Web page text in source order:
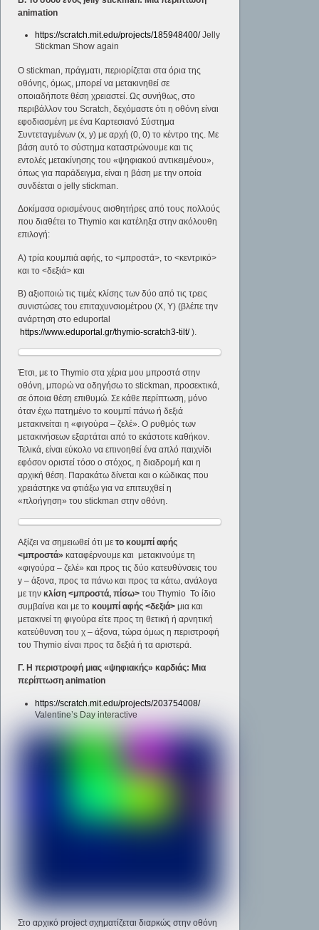
animation
https://scratch.mit.edu/projects/185948400/Jelly
Stickman Show again
Ο stickman, πράγματι, περιορίζεται στα όρια της
οθόνης, όμως, μπορεί να μετακινηθεί σε
οποιαδήποτε θέση χρειαστεί. Ως συνήθως, στο
περιβάλλον του Scratch, δεχόμαστε ότι η οθόνη είναι
εφοδιασμένη με ένα Καρτεσιανό Σύστημα
Συντεταγμένων (x, y) με αρχή (0, 0) το κέντρο της. Με
βάση αυτό το σύστημα καταστρώνουμε και τις
εντολές μετακίνησης του «ψηφιακού αντικειμένου»,
όπως για παράδειγμα, είναι η βάση με την οποία
συνδέεται ο jelly stickman.
Δοκίμασα ορισμένους αισθητήρες από τους πολλούς
που διαθέτει το Thymio και κατέληξα στην ακόλουθη
επιλογή:
Α) τρία κουμπιά αφής, το <μπροστά>, το <κεντρικό>
και το <δεξιά> και
Β) αξιοποιώ τις τιμές κλίσης των δύο από τις τρεις
συνιστώσες του επιταχυνσιομέτρου (Χ, Υ) (βλέπε την
ανάρτηση στο eduportal
https://www.eduportal.gr/thymio-scratch3-tilt/).
Έτσι, με το Thymio στα χέρια μου μπροστά στην
οθόνη, μπορώ να οδηγήσω το stickman, προσεκτικά,
σε όποια θέση επιθυμώ. Σε κάθε περίπτωση, μόνο
όταν έχω πατημένο το κουμπί πάνω ή δεξιά
μετακινείται η «φιγούρα – ζελέ». Ο ρυθμός των
μετακινήσεων εξαρτάται από το εκάστοτε καθήκον.
Τελικά, είναι εύκολο να επινοηθεί ένα απλό παιχνίδι
εφόσον οριστεί τόσο ο στόχος, η διαδρομή και η
αρχική θέση. Παρακάτω δίνεται και ο κώδικας που
χρειάστηκε να φτιάξω για να επιτευχθεί η
«πλοήγηση» του stickman στην οθόνη.
Αξίζει να σημειωθεί ότι μετο κουμπί αφής
<μπροστά» καταφέρνουμε και μετακινούμε τη
«φιγούρα – ζελέ» και προς τις δύο κατευθύνσεις του
y – άξονα, προς τα πάνω και προς τα κάτω, ανάλογα
με τηνκλίση <μπροστά, πίσω> του Thymio Το ίδιο
συμβαίνει και με τοκουμπί αφής <δεξιά> μια και
μετακινεί τη φιγούρα είτε προς τη θετική ή αρνητική
κατεύθυνση του χ – άξονα, τώρα όμως η περιστροφή
του Thymio είναι προς τα δεξιά ή τα αριστερά.
Γ. Η περιστροφή μιας «ψηφιακής» καρδιάς: Μια
περίπτωση animation
https://scratch.mit.edu/projects/203754008/
Valentine’s Day interactive
Στο αρχικό project σχηματίζεται διαρκώς στην οθόνη